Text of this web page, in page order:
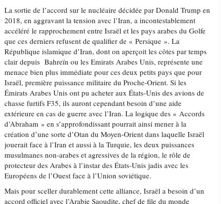
La sortie de l’accord sur le nucléaire décidée par Donald Trump en
2018, en aggravant la tension avec l’Iran, a incontestablement
accéléré le rapprochement entre Israël et les pays arabes du Golfe
que ces derniers refusent de qualifier de « Persique ». La
République islamique d’Iran, dont on aperçoit les côtes par temps
clair depuis Bahreïn ou les Emirats Arabes Unis, représente une
menace bien plus immédiate pour ces deux petits pays que pour
Israël, première puissance militaire du Proche-Orient. Si les
Émirats Arabes Unis ont pu acheter aux États-Unis des avions de
chasse furtifs F35, ils auront cependant besoin d’une aide
extérieure en cas de guerre avec l’Iran. La logique des « Accords
d’Abraham » en s’approfondissant pourrait ainsi mener à la
création d’une sorte d’Otan du Moyen-Orient dans laquelle Israël
jouerait face à l’Iran et aussi à la Turquie, les deux puissances
musulmanes non-arabes et agressives de la région, le rôle de
protecteur des Arabes à l’instar des États-Unis jadis avec les
Européens de l’Ouest face à l’Union soviétique.
Mais pour sceller durablement cette alliance, Israël a besoin d’un
accord officiel avec l’Arabie Saoudite, chef de file du monde